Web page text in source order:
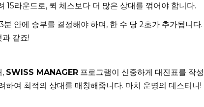
15라운드로, 퀵 체스보다 더 많은 상대를 꺾어야 합니다.
분 안에 승부를 결정해야 하며, 한 수 당 2초가 추가됩니다
같죠!
, SWISS MANAGER 프로그램이 신중하게 대진표를 작
하여 최적의 상대를 매칭해줍니다. 마치 운명의 데스티니!